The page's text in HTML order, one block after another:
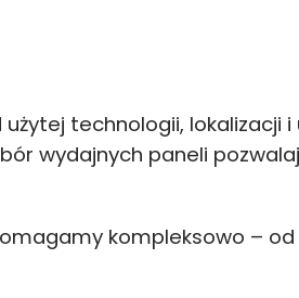
technologii, lokalizacji i
wydajnych paneli
kompleksowo – od